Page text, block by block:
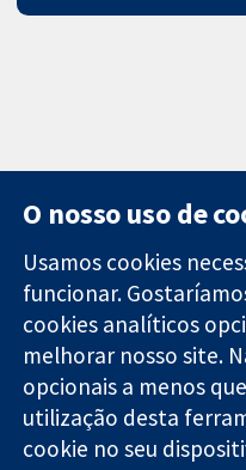
Evidências
confiáveis.
Decisões
informadas.
Melhor saúde.
11-13
W1G
O nosso uso de
Usamos cookies
funcionar.
cookies analíticos
melhorar nosso site.
opcionais a menos
utilização desta
cookie no seu